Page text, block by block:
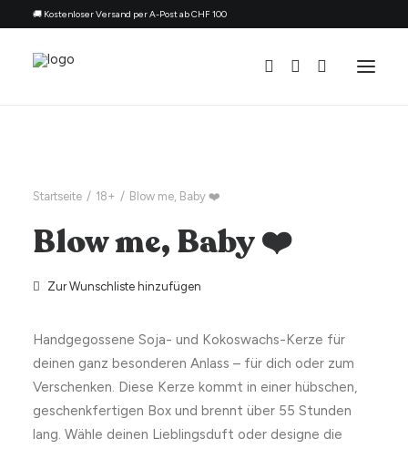
🚚 Kostenloser Versand per A-Post ab CHF 100
Thema
Nachfüllset
Kontakt
Startseite 18+ Blow me, Baby ❤️
Blow me, Baby ❤️
Zur Wunschliste hinzufügen
Handgegossene Soja- und Kokoswachs-Kerze für
deinen ganz besonderen Anlass – für dich oder zum
Verschenken. Diese Kerze kommt in einer hübschen,
geschenkfertigen Box und brennt über 55 Stunden
lang. Wähle deinen Lieblingsduft oder designe die